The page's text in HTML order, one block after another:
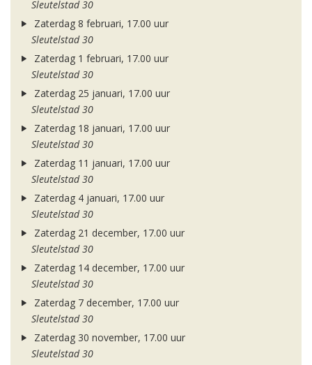
Sleutelstad 30
Zaterdag 8 februari, 17.00 uur
Sleutelstad 30
Zaterdag 1 februari, 17.00 uur
Sleutelstad 30
Zaterdag 25 januari, 17.00 uur
Sleutelstad 30
Zaterdag 18 januari, 17.00 uur
Sleutelstad 30
Zaterdag 11 januari, 17.00 uur
Sleutelstad 30
Zaterdag 4 januari, 17.00 uur
Sleutelstad 30
Zaterdag 21 december, 17.00 uur
Sleutelstad 30
Zaterdag 14 december, 17.00 uur
Sleutelstad 30
Zaterdag 7 december, 17.00 uur
Sleutelstad 30
Zaterdag 30 november, 17.00 uur
Sleutelstad 30